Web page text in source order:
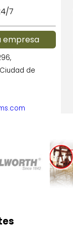
7
empresa
de